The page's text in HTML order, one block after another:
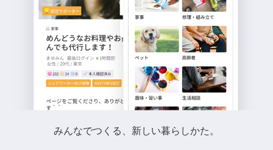
みんなでつくる、新しい暮らしかた。